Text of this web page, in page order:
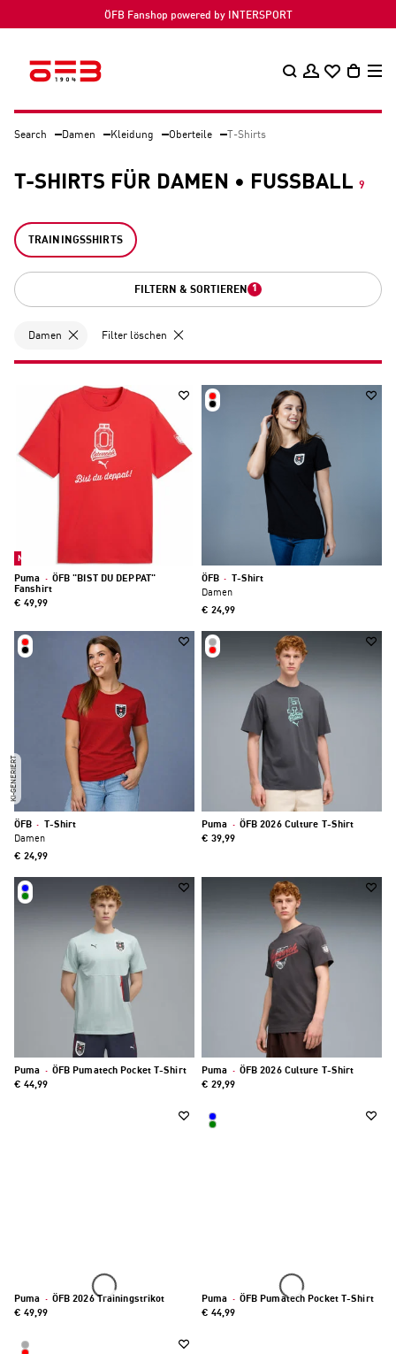
ÖFB Fanshop powered by INTERSPORT
Search Damen Kleidung Oberteile T-Shirts
T-SHIRTS FÜR DAMEN • FUSSBALL 9
TRAININGSSHIRTS
FILTERN & SORTIEREN 1
Damen Filter löschen
Neu
Puma · ÖFB "BIST DU DEPPAT"
Fanshirt
€ 49,99
ÖFB ·
T-Shirt
Damen
€ 24,99
KI-GENERIERT
ÖFB ·
T-Shirt
Damen
€ 24,99
Puma · ÖFB 2026 Culture T-Shirt
€ 39,99
Puma · ÖFB Pumatech Pocket T-Shirt
€ 44,99
Puma · ÖFB 2026 Culture T-Shirt
€ 29,99
Puma · ÖFB 2026 Trainingstrikot
€ 49,99
Puma · ÖFB Pumatech Pocket T-Shirt
€ 44,99